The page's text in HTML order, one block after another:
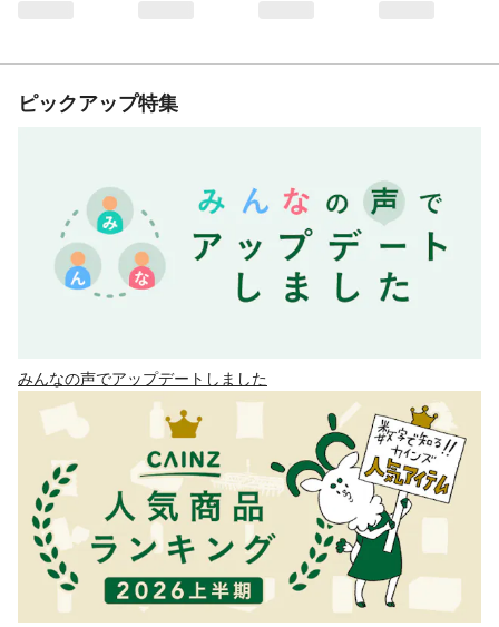
ピックアップ特集
みんなの声でアップデートしました